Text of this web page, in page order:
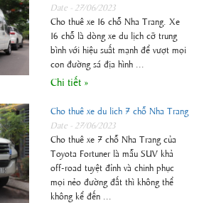
Date - 27/06/2023
Cho thuê xe 16 chỗ Nha Trang. Xe
16 chỗ là dòng xe du lịch cỡ trung
bình với hiệu suất mạnh để vượt mọi
con đường sá địa hình ...
Chi tiết »
Cho thuê xe du lich 7 chỗ Nha Trang
Date - 27/06/2023
Cho thuê xe 7 chỗ Nha Trang của
Toyota Fortuner là mẫu SUV khả
off-road tuyệt đỉnh và chinh phục
mọi nẻo đường đất thì không thể
không kể đến ...